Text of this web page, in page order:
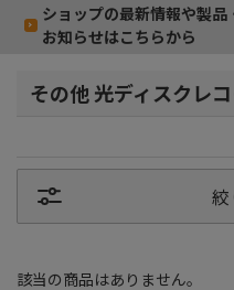
ショップの最新情報や製
お知らせはこちらから
その他 光ディスクレ
絞
該当の商品はありません。